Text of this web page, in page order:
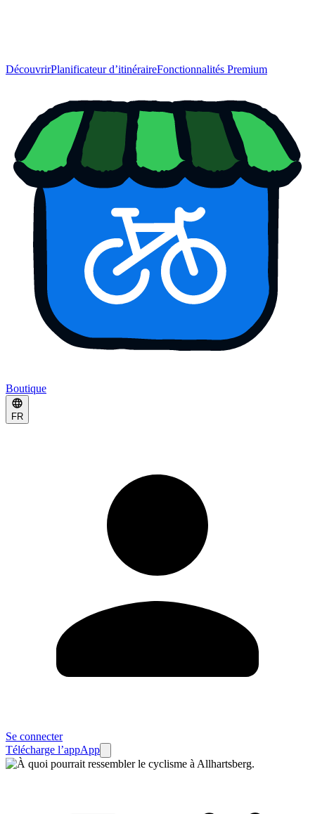
DécouvrirPlanificateur d’itinéraireFonctionnalités Premium
Boutique
FR
Se connecter
Télécharge l’appApp